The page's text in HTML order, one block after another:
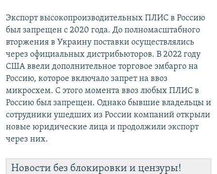
Экспорт высокопроизводительных ПЛИС в Россию
был запрещен с 2020 года. До полномасштабного
вторжения в Украину поставки осуществлялись
через официальных дистрибьюторов. В 2022 году
США ввели дополнительное торговое эмбарго на
Россию, которое включало запрет на ввоз
микросхем. С этого момента ввоз любых ПЛИС в
Россию был запрещен. Однако бывшие владельцы и
сотрудники ушедших из России компаний открыли
новые юридические лица и продолжили экспорт
через них.
Новости без блокировки и цензуры!